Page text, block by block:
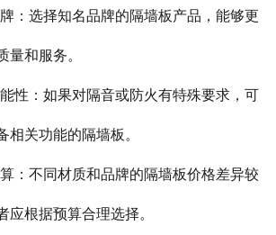
：选择知名品牌的隔墙板产品，能够更
量和服务。
性：如果对隔音或防火有特殊要求，可
相关功能的隔墙板。
：不同材质和品牌的隔墙板价格差异较
应根据预算合理选择。